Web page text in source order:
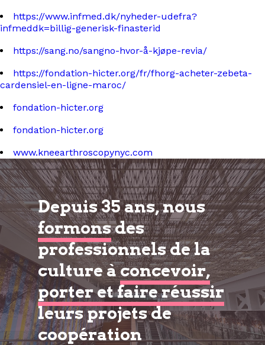
https://www.infmed.dk/nyheder-udefra?
infmeddk=billig-generisk-finasterid
https://sang.no/sangno-hvor-å-kjøpe-revia/
https://fondation-hicter.org/fr/fhorg-acheter-zebeta-
cardensiel-en-ligne-maroc/
fondation-hicter.org
fondation-hicter.org
www.kneearthroscopynyc.com
Depuis 35 ans, nous
formonsdes
professionnels de la
culture àconcevoir,
porter et faire réussir
leurs projets de
coopération